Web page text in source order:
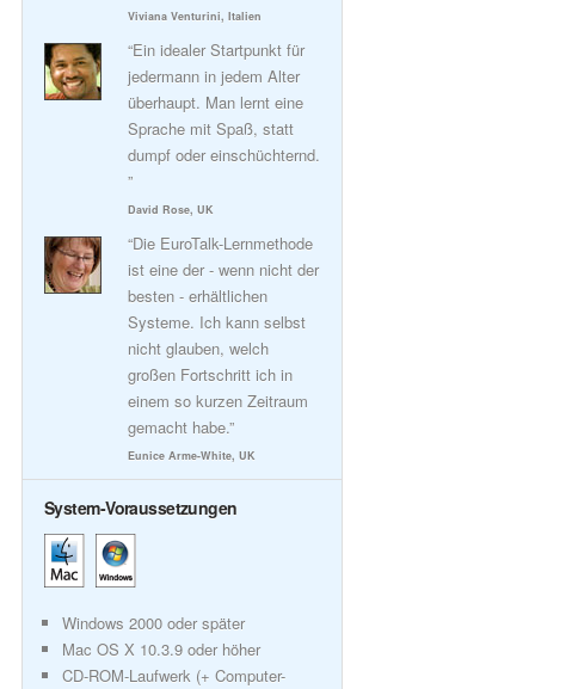
Viviana Venturini, Italien
“Ein idealer Startpunkt für
jedermann in jedem Alter
überhaupt. Man lernt eine
Sprache mit Spaß, statt
dumpf oder einschüchternd.
”
David Rose, UK
“Die EuroTalk-Lernmethode
ist eine der - wenn nicht der
besten - erhältlichen
Systeme. Ich kann selbst
nicht glauben, welch
großen Fortschritt ich in
einem so kurzen Zeitraum
gemacht habe.”
Eunice Arme-White, UK
System-Voraussetzungen
Windows 2000 oder später
Mac OS X 10.3.9 oder höher
CD-ROM-Laufwerk (+ Computer-